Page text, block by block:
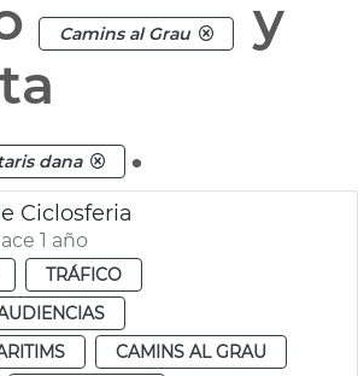
Camins al Grau
y
dana .
Ciclosferia
1 año
TRÁFICO
CAMINS AL GRAU